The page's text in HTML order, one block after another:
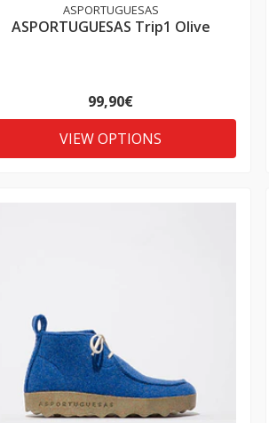
ASPORTUGUESAS
ASPORTUGUESAS Trip1 Olive
99,90€
VIEW OPTIONS